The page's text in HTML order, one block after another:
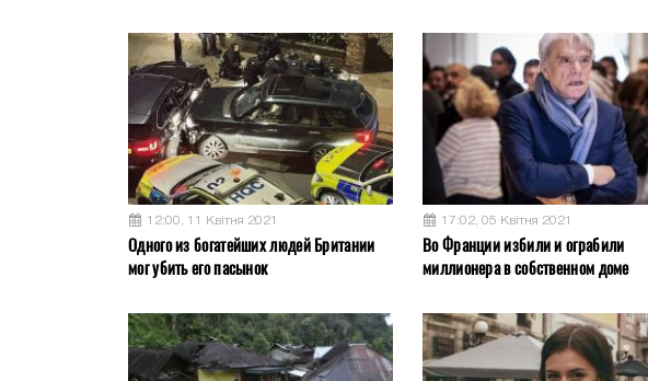
12:00, 11 Квітня 2021
Одного из богатейших людей Британии
мог убить его пасынок
17:02, 05 Квітня 2021
Во Франции избили и ограбили
миллионера в собственном доме